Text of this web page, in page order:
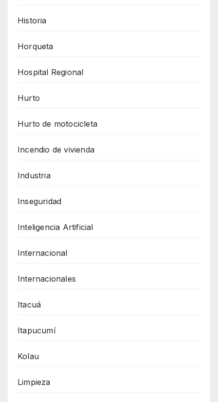
Historia
Horqueta
Hospital Regional
Hurto
Hurto de motocicleta
Incendio de vivienda
Industria
Inseguridad
Inteligencia Artificial
Internacional
Internacionales
Itacuá
Itapucumí
Kolau
Limpieza